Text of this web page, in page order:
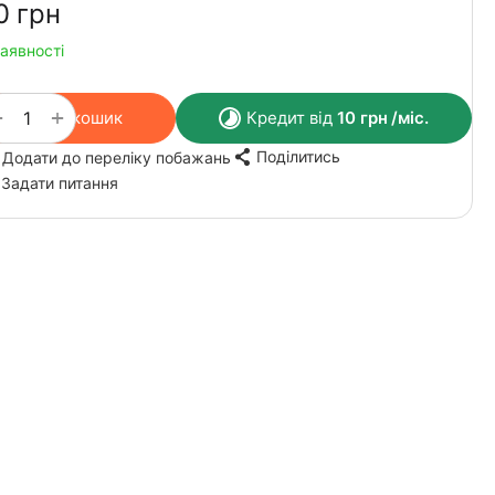
грн
+У кошик Кредит від 10 грн /міс.
Додати до переліку побажань
Поділитись
Задати питання